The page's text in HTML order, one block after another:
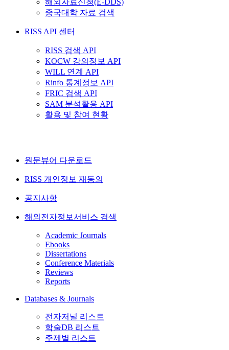
해외자료신청(E-DDS)
중국대학 자료 검색
RISS API 센터
RISS 검색 API
KOCW 강의정보 API
WILL 연계 API
Rinfo 통계정보 API
FRIC 검색 API
SAM 분석활용 API
활용 및 참여 현황
원문뷰어 다운로드
RISS 개인정보 재동의
공지사항
해외전자정보서비스 검색
Academic Journals
Ebooks
Dissertations
Conference Materials
Reviews
Reports
Databases & Journals
전자저널 리스트
학술DB 리스트
주제별 리스트